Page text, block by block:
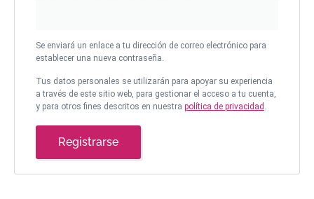
Se enviará un enlace a tu dirección de correo electrónico para
establecer una nueva contraseña.
Tus datos personales se utilizarán para apoyar su experiencia
a través de este sitio web, para gestionar el acceso a tu cuenta,
y para otros fines descritos en nuestra política de privacidad .
Registrarse